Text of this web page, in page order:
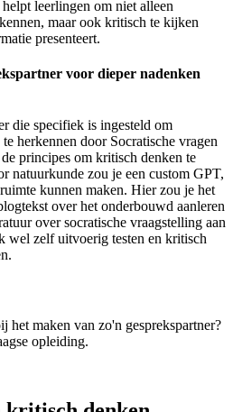
leerlingen om niet alleen
maar ook kritisch te kijken
presenteert.
voor dieper nadenken
die specifiek is ingesteld om
herkennen door Socratische vragen
principes om kritisch denken te
natuurkunde zou je een custom GPT,
kunnen maken. Hier zou je het
over het onderbouwd aanleren
over socratische vraagstelling aan
wel zelf uitvoerig testen en kritisch
het maken van zo'n gesprekspartner?
opleiding.